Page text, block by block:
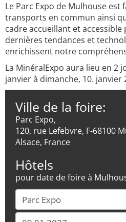
Le Parc Expo de Mulhouse est
transports en commun ainsi
cadre accueillant et
dernières tendances et
enrichissent notre
La MinéralExpo aura lieu en 2
janvier à dimanche, 10. janvier
Ville de la foire:
Parc Expo,
120, rue Lefebvre, F-68100
Alsace, France
Hôtels
pour date de foire à